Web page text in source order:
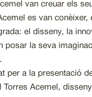
van creuar els
es van conèixer,
el disseny, la
posar la seva
per a la presentació
Acemel,